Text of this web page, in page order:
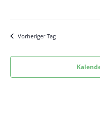
Vorheriger Tag